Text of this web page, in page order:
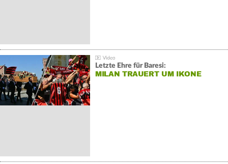
Letzte Ehre für Baresi:
MILAN TRAUERT UM IKONE